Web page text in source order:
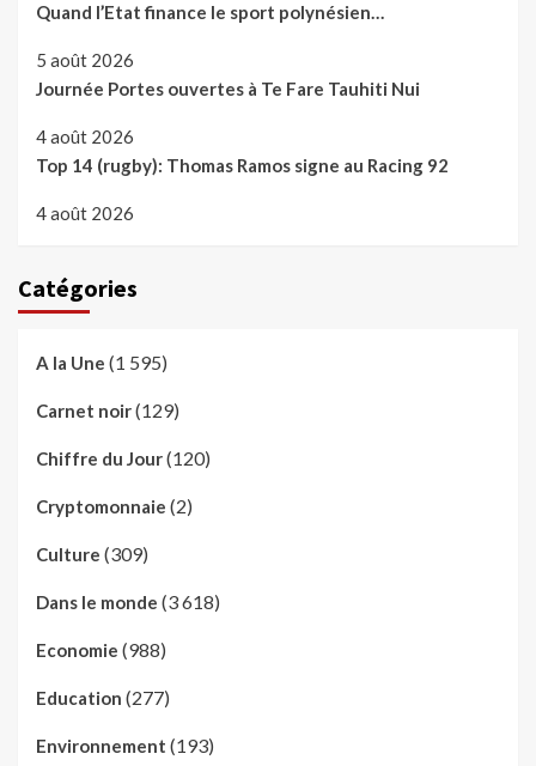
Quand l’Etat finance le sport polynésien…
5 août 2026
Journée Portes ouvertes à Te Fare Tauhiti Nui
4 août 2026
Top 14 (rugby): Thomas Ramos signe au Racing 92
4 août 2026
Catégories
A la Une (1 595)
Carnet noir(129)
Chiffre du Jour(120)
Cryptomonnaie (2)
Culture (309)
Dans le monde (3 618)
Economie (988)
Education (277)
Environnement (193)